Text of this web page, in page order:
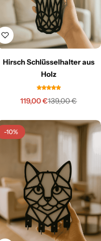
Hirsch Schlüsselhalter aus
Holz
139,00€
119,00€
-10%